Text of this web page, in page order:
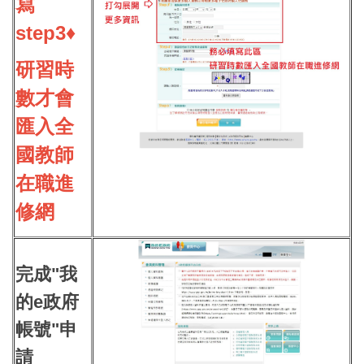
step3♦
研習時
數才會
匯入全
國教師
在職進
修網
完成"我
的e政府
帳號"申
請